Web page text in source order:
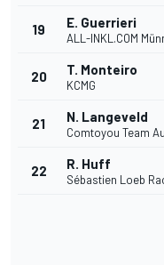
19 E. Guerrieri
ALL-INKL.COM
20 T. Monteiro
KCMG
21 N. Langeveld
Comtoyou Team
22 R. Huff
Sébastien Loeb